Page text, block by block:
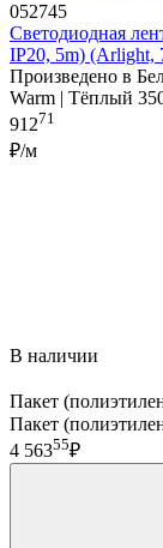
052745
Светодиодная
IP20, 5m) (Arlight,
Произведено в
Warm | Тёплый
91271
₽/м
В наличии
Пакет
Пакет
4 56355₽